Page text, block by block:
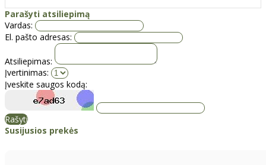
Parašyti atsiliepimą
Vardas:
El. pašto adresas:
Atsiliepimas:
Įvertinimas:
Įveskite saugos kodą:
Rašyti
Susijusios prekės